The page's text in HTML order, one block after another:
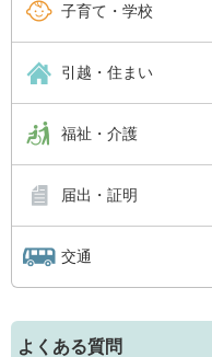
子育て・学校
引越・住まい
福祉・介護
届出・証明
交通
よくある質問